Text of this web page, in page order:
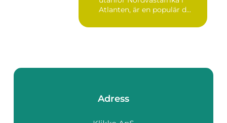
Atlanten, är en populär d...
Adress